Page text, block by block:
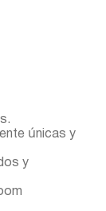
únicas y
y